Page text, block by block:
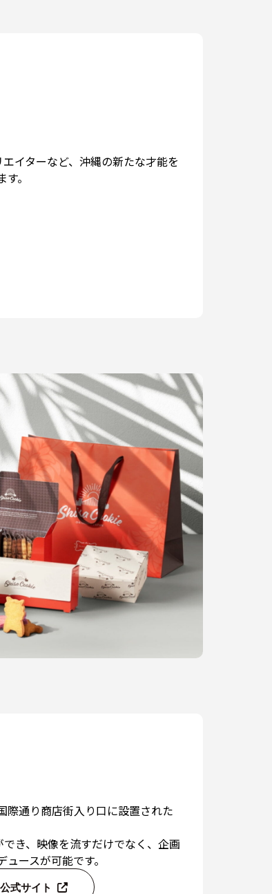
イターなど、沖縄の新たな才能を
。
際通り商店街入り口に設置された
き、映像を流すだけでなく、企画
ースが可能です。
公式サイト